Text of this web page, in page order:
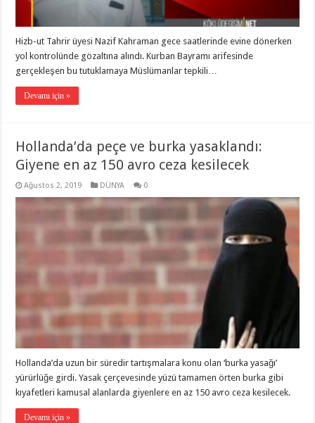
Hizb-ut Tahrir üyesi Nazif Kahraman gece saatlerinde evine dönerken
yol kontrolünde gözaltına alındı. Kurban Bayramı arifesinde
gerçekleşen bu tutuklamaya Müslümanlar tepkili…
Devamı için »
Hollanda’da peçe ve burka yasaklandı:
Giyene en az 150 avro ceza kesilecek
Ağustos 2, 2019 DÜNYA 0
Hollanda’da uzun bir süredir tartışmalara konu olan ‘burka yasağı’
yürürlüğe girdi. Yasak çerçevesinde yüzü tamamen örten burka gibi
kıyafetleri kamusal alanlarda giyenlere en az 150 avro ceza kesilecek.
Devamı için »